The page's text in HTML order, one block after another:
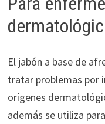
El jabón a base de
tratar problemas por
orígenes
además se utiliza